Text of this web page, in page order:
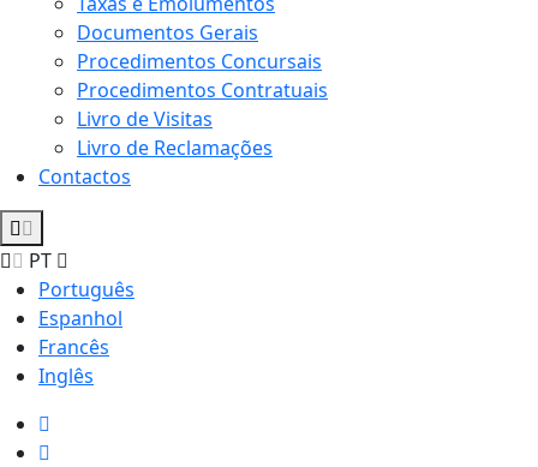
Documentos Gerais
Procedimentos Concursais
Procedimentos Contratuais
Livro de Visitas
Livro de Reclamações
Contactos
PT
Português
Espanhol
Francês
Inglês